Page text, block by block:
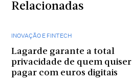
Relacionadas
INOVAÇÃO E FINTECH
Lagarde garante a total
privacidade de quem quiser
pagar com euros digitais